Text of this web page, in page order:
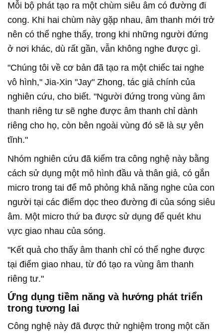
Mỗi bộ phát tạo ra một chùm siêu âm có đường đi
cong. Khi hai chùm này gặp nhau, âm thanh mới trở
nên có thể nghe thấy, trong khi những người đứng
ở nơi khác, dù rất gần, vẫn không nghe được gì.
"Chúng tôi về cơ bản đã tạo ra một chiếc tai nghe
vô hình," Jia-Xin "Jay" Zhong, tác giả chính của
nghiên cứu, cho biết. "Người đứng trong vùng âm
thanh riêng tư sẽ nghe được âm thanh chỉ dành
riêng cho họ, còn bên ngoài vùng đó sẽ là sự yên
tĩnh."
Nhóm nghiên cứu đã kiểm tra công nghệ này bằng
cách sử dụng một mô hình đầu và thân giả, có gắn
micro trong tai để mô phỏng khả năng nghe của con
người tại các điểm dọc theo đường đi của sóng siêu
âm. Một micro thứ ba được sử dụng để quét khu
vực giao nhau của sóng.
"Kết quả cho thấy âm thanh chỉ có thể nghe được
tại điểm giao nhau, từ đó tạo ra vùng âm thanh
riêng tư."
Ứng dụng tiềm năng và hướng phát triển
trong tương lai
Công nghệ này đã được thử nghiệm trong một căn